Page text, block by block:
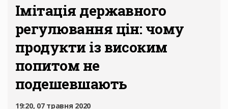
Імітація державного
регулювання цін: чому
продукти із високим
попитом не
подешевшають
19:20, 07 травня 2020